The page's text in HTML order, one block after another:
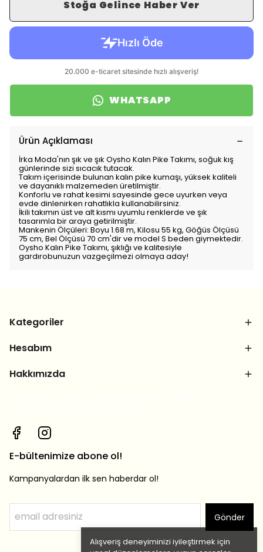
Alışveriş deneyiminizi iyileştirmek için
Stoğa Gelince Haber Ver
WHATSAPP
Ürün Açıklaması
İrka Moda'nın şık ve şık Oysho Kalın Pike Takımı, soğuk kış
günlerinde sizi sıcacık tutacak.
Takım içerisinde bulunan kalın pike kumaşı, yüksek kaliteli
ve dayanıklı malzemeden üretilmiştir.
Konforlu ve rahat kesimi sayesinde gece uyurken veya
evde dinlenirken rahatlıkla kullanabilirsiniz.
İkili takımın üst ve alt kısmı uyumlu renklerde ve şık
tasarımla bir araya getirilmiştir.
Mankenin Ölçüleri: Boyu 1.68 m, Kilosu 55 kg, Göğüs Ölçüsü
75 cm, Bel Ölçüsü 70 cm'dir ve model S beden giymektedir.
Oysho Kalın Pike Takımı, şıklığı ve kalitesiyle
gardırobunuzun vazgeçilmezi olmaya aday!
Kategoriler
Hesabım
Hakkımızda
E-bültenimize abone ol!
Kampanyalardan ilk sen haberdar ol!
Gönder